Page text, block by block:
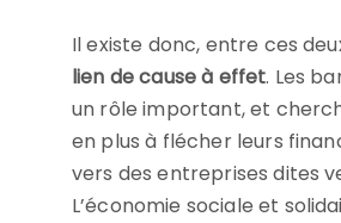
Il existe donc, entre ces
lien de cause à effet. Les
un rôle important, et
en plus à flécher leurs
vers des entreprises dites
L’économie sociale et